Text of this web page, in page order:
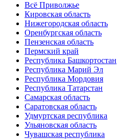
Всё Приволжье
Кировская область
Нижегородская область
Оренбургская область
Пензенская область
Пермский край
Республика Башкортостан
Республика Марий Эл
Республика Мордовия
Республика Татарстан
Самарская область
Саратовская область
Удмуртская республика
Ульяновская область
Чувашская республика